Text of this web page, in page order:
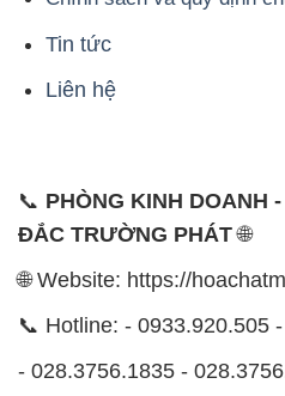
📞
PHÒNG KINH DOANH
ĐẮC TRƯỜNG PHÁT
- 028.3756.1835 -
0902.765.866
📧 Email: